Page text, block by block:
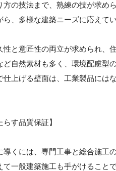
の技法まで、熟練の技が求め
、多様な建築ニーズに応えてい
と意匠性の両立が求められ、
ど自然素材も多く、環境配慮型
上げる壁面は、工業製品には
す品質保証】
くには、専門工事と総合施工
一般建築施工も手がけること